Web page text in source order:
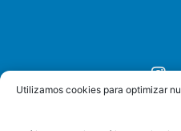
Utilizamos cookies para optimizar